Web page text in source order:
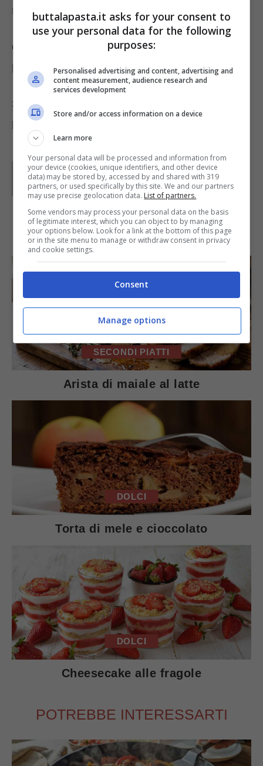
menta.
Quando è cotto impiatatte e versate su ogni
porzione il liquido di cottura.
Servite accompagnato da una insalata mista
patate lesse, anch’esse condite con menta.
Parole diDeborah Di Lucia
IN PRIMO PIANO
SECONDI PIATTI
Arista di maiale al latte
DOLCI
Torta di mele e cioccolato
DOLCI
Cheesecake alle fragole
POTREBBE INTERESSARTI
buttalapasta.it asks for your consent to
use your personal data for the following
purposes:
Personalised advertising and content, advertising and
content measurement, audience research and
services development
Store and/or access information on a device
Learn more
Your personal data will be processed and information from
your device (cookies, unique identifiers, and other device
data) may be stored by, accessed by and shared with 319
partners, or used specifically by this site. We and our partners
may use precise geolocation data. List of partners.
Some vendors may process your personal data on the basis
of legitimate interest, which you can object to by managing
your options below. Look for a link at the bottom of this page
or in the site menu to manage or withdraw consent in privacy
and cookie settings.
Consent
Manage options